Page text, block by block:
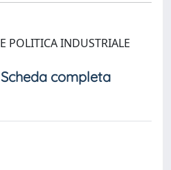
POLITICA INDUSTRIALE
Scheda completa